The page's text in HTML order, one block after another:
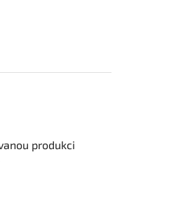
produkci